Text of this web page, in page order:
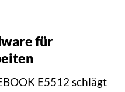
für
E5512 schlägt